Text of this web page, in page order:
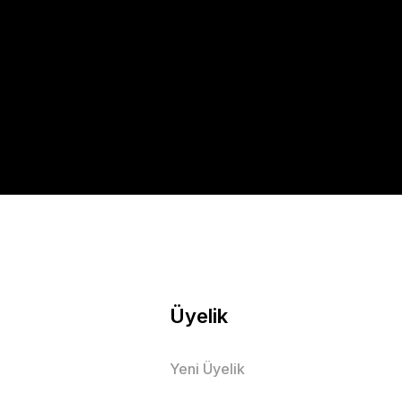
Üyelik
Yeni Üyelik